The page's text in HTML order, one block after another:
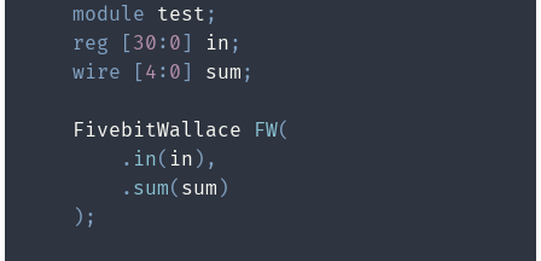
module test ;
reg
[ 30 : 0] in ;
wire
[ 4 : 0] sum ;
    FivebitWallace
FW(
. in( in ) ,
. sum( sum )
) ;